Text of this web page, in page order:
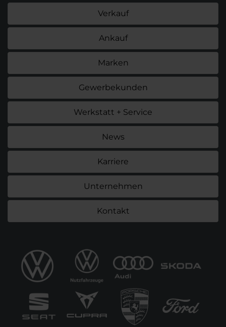
Verkauf
Ankauf
Marken
Gewerbekunden
Werkstatt + Service
News
Karriere
Unternehmen
Kontakt